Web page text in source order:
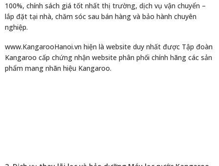
100%, chính sách giá tốt nhất thị trường, dịch vụ vận chuyển –
lắp đặt tại nhà, chăm sóc sau bán hàng và bảo hành chuyên
nghiệp.
www.KangarooHanoi.vn hiện là website duy nhất được Tập đoàn
Kangaroo cấp chứng nhận website phân phối chính hãng các sản
phẩm mang nhãn hiệu Kangaroo.